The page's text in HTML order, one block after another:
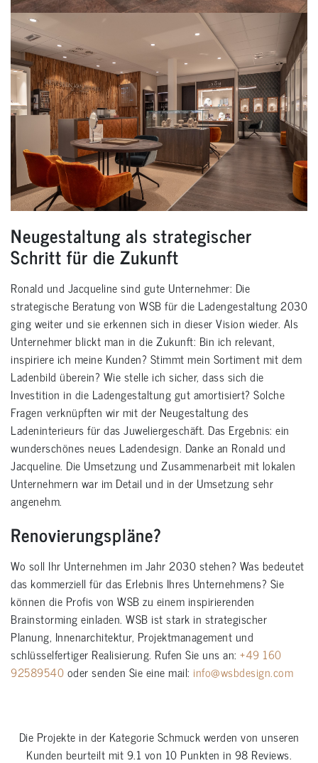
Neugestaltung als strategischer
Schritt für die Zukunft
Ronald und Jacqueline sind gute Unternehmer: Die
strategische Beratung von WSB für die Ladengestaltung 2030
ging weiter und sie erkennen sich in dieser Vision wieder. Als
Unternehmer blickt man in die Zukunft: Bin ich relevant,
inspiriere ich meine Kunden? Stimmt mein Sortiment mit dem
Ladenbild überein? Wie stelle ich sicher, dass sich die
Investition in die Ladengestaltung gut amortisiert? Solche
Fragen verknüpften wir mit der Neugestaltung des
Ladeninterieurs für das Juweliergeschäft. Das Ergebnis: ein
wunderschönes neues Ladendesign. Danke an Ronald und
Jacqueline. Die Umsetzung und Zusammenarbeit mit lokalen
Unternehmern war im Detail und in der Umsetzung sehr
angenehm.
Renovierungspläne?
Wo soll Ihr Unternehmen im Jahr 2030 stehen? Was bedeutet
das kommerziell für das Erlebnis Ihres Unternehmens? Sie
können die Profis von WSB zu einem inspirierenden
Brainstorming einladen. WSB ist stark in strategischer
Planung, Innenarchitektur, Projektmanagement und
schlüsselfertiger Realisierung. Rufen Sie uns an: +49 160
92589540oder senden Sie eine mail: info@wsbdesign.com
Die Projekte in der KategorieSchmuckwerden von unseren
Kunden beurteilt mit9.1 von 10 Punkten in 98 Reviews.